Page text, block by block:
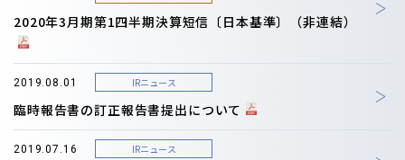
2020年3月期第1四半期決算短信〔日本基準〕（非連結）
2019.08.01 IRニュース
臨時報告書の訂正報告書提出について
2019.07.16 IRニュース